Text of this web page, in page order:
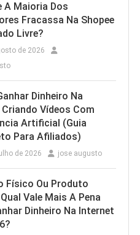
A Maioria Dos
Fracassa Na Shopee
Livre?
de 2026
Dinheiro Na
Criando Vídeos Com
Artificial (Guia
Para Afiliados)
de 2026 jose augusto
Físico Ou Produto
Vale Mais A Pena
Dinheiro Na Internet